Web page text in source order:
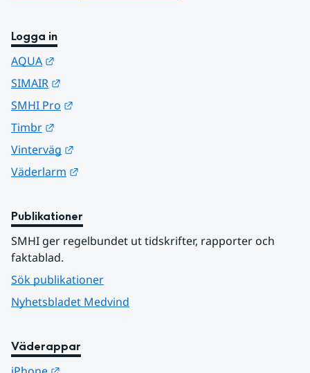
Logga in
AQUA
SIMAIR
SMHI Pro
Timbr
Vinterväg
Väderlarm
Publikationer
SMHI ger regelbundet ut tidskrifter, rapporter och
faktablad.
Sök publikationer
Nyhetsbladet Medvind
Väderappar